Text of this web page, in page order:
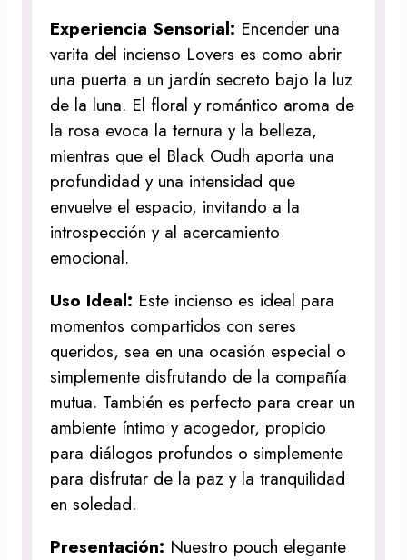
Experiencia Sensorial: Encender una
varita del incienso Lovers es como abrir
una puerta a un jardín secreto bajo la luz
de la luna. El floral y romántico aroma de
la rosa evoca la ternura y la belleza,
mientras que el Black Oudh aporta una
profundidad y una intensidad que
envuelve el espacio, invitando a la
introspección y al acercamiento
emocional.
Uso Ideal: Este incienso es ideal para
momentos compartidos con seres
queridos, sea en una ocasión especial o
simplemente disfrutando de la compañía
mutua. También es perfecto para crear un
ambiente íntimo y acogedor, propicio
para diálogos profundos o simplemente
para disfrutar de la paz y la tranquilidad
en soledad.
Presentación: Nuestro pouch elegante